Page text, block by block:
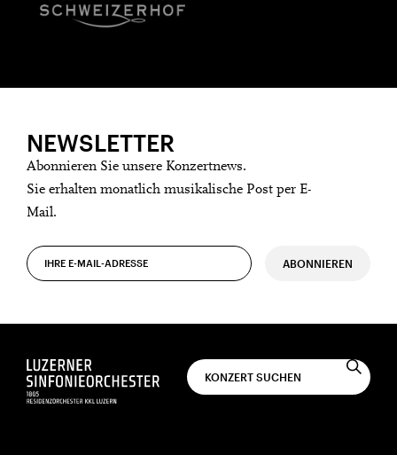
NEWSLETTER
Abonnieren Sie unsere Konzertnews.
Sie erhalten monatlich musikalische Post per E-
Mail.
ABONNIEREN